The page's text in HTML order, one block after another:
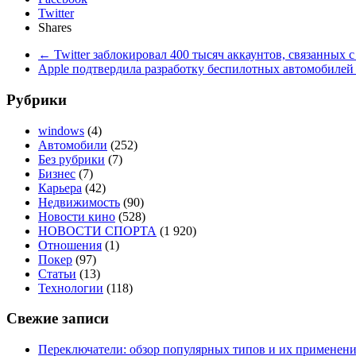
Twitter
Shares
← Twitter заблокировал 400 тысяч аккаунтов, связанных
Apple подтвердила разработку беспилотных автомобилей
Рубрики
windows (4)
Автомобили (252)
Без рубрики (7)
Бизнес (7)
Карьера (42)
Недвижимость (90)
Новости кино (528)
НОВОСТИ СПОРТА (1 920)
Отношения (1)
Покер (97)
Статьи (13)
Технологии (118)
Свежие записи
Переключатели: обзор популярных типов и их